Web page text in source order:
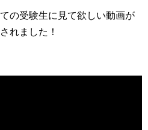
の受験生に見て欲しい動画が
れました！